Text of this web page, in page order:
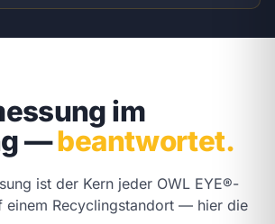
im
—beantwortet.
ist der Kern jeder OWL EYE®-
einem Recyclingstandort — hier die